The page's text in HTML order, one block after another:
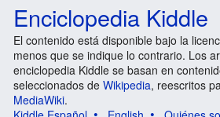
Enciclopedia Kiddle
El contenido está disponible bajo la
menos que se indique lo contrario. Los
enciclopedia Kiddle se basan en
seleccionados de Wikipedia, reescritos
MediaWiki.